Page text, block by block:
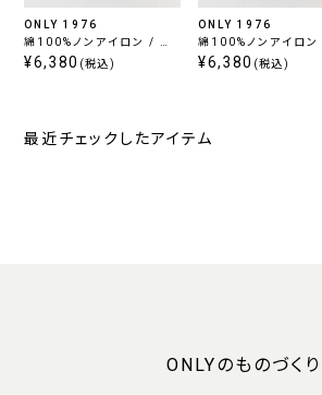
ONLY 1976
綿100%ノンアイロン / ワ
イドスプレッド
¥6,380 (税込)
ONLY 1976
綿100%ノンアイロン
ミワイドスプレッド
¥6,380 (税込)
最近チェックしたアイテム
ONLYのものづくり